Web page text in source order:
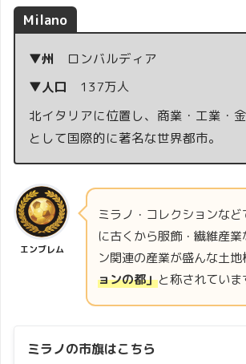
Milano
▼州 ロンバルディア
▼人口 137万人
北イタリアに位置し、商業・工業・
として国際的に著名な世界都市。
エンブレム
ミラノ・コレクションな
に古くから服飾・繊維産業
ン関連の産業が盛んな土地
ョンの都」と称されていま
ミラノの市旗はこちら